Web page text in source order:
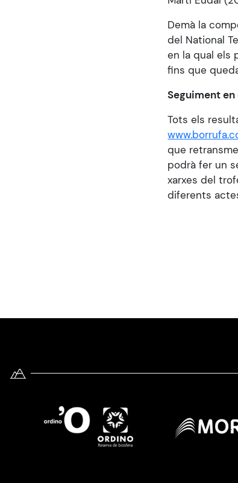
Demà la
del National
en la qual els
fins que
Seguiment
Tots els
que
podrà fer un
xarxes del
diferents